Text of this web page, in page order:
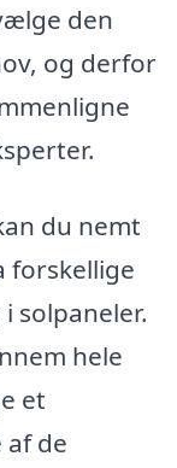
den
og derfor
du nemt
forskellige
solpaneler.
hele
et
de